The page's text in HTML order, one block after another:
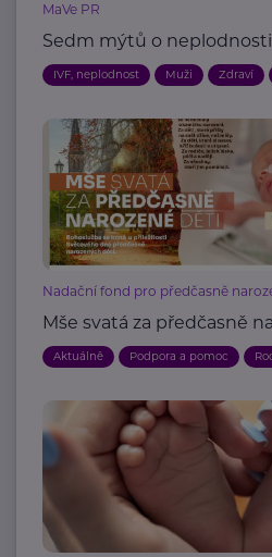
MaVe PR
Sedm mýtů o neplodnosti
IVF, neplodnost Muži Zdraví
Nadační fond pro předčasně
Mše svatá za předčasně
Aktuálně Podpora a pomoc